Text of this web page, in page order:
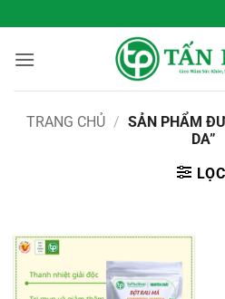
qua
nội
TRANG CHỦ / SẢN PHẨM
DA”
LỌC